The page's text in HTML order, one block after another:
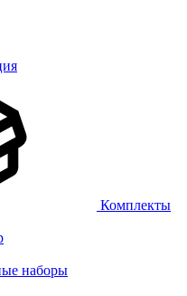
Комплекты
наборы